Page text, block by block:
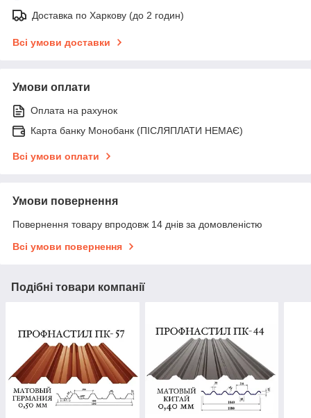
Доставка по Харкову (до 2 годин)
Всі умови доставки
Умови оплати
Оплата на рахунок
Карта банку Монобанк (ПІСЛЯПЛАТИ НЕМАЄ)
Всі умови оплати
Умови повернення
Повернення товару впродовж 14 днів за домовленістю
Всі умови повернення
Подібні товари компанії